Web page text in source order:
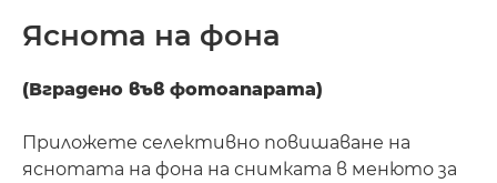
Яснота на фона
(Вградено във фотоапарата)
Приложете селективно повишаване на
яснотата на фона на снимката в менюто за